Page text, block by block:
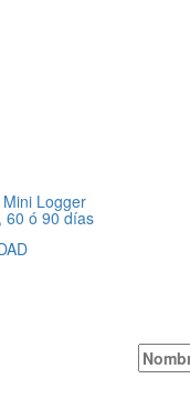
Logger
60 ó 90 días